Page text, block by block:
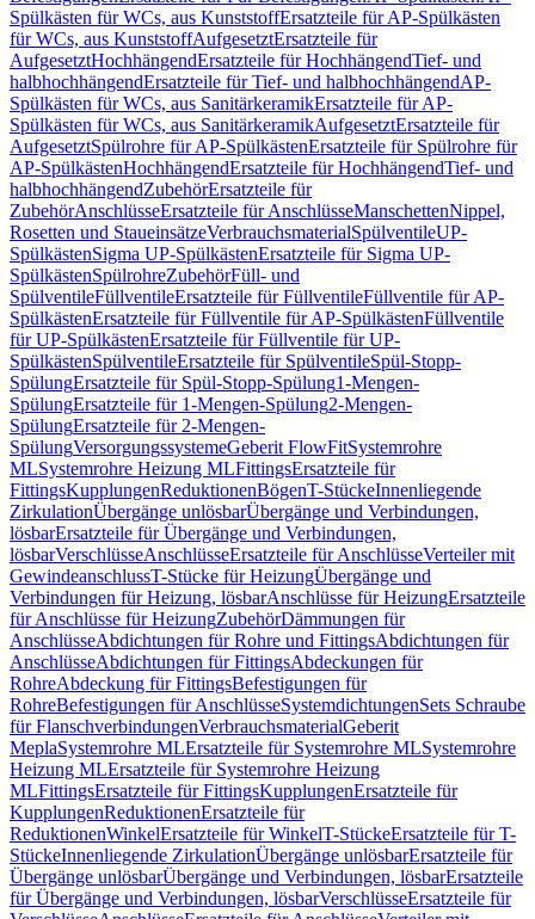
Spülkästen für WCs, aus KunststoffErsatzteile für AP-Spülkästen
für WCs, aus KunststoffAufgesetztErsatzteile für
AufgesetztHochhängendErsatzteile für HochhängendTief- und
halbhochhängendErsatzteile für Tief- und halbhochhängendAP-
Spülkästen für WCs, aus SanitärkeramikErsatzteile für AP-
Spülkästen für WCs, aus SanitärkeramikAufgesetztErsatzteile für
AufgesetztSpülrohre für AP-SpülkästenErsatzteile für Spülrohre für
AP-SpülkästenHochhängendErsatzteile für HochhängendTief- und
halbhochhängendZubehörErsatzteile für
ZubehörAnschlüsseErsatzteile für AnschlüsseManschettenNippel,
Rosetten und StaueinsätzeVerbrauchsmaterialSpülventileUP-
SpülkästenSigma UP-SpülkästenErsatzteile für Sigma UP-
SpülkästenSpülrohreZubehörFüll- und
SpülventileFüllventileErsatzteile für FüllventileFüllventile für AP-
SpülkästenErsatzteile für Füllventile für AP-SpülkästenFüllventile
für UP-SpülkästenErsatzteile für Füllventile für UP-
SpülkästenSpülventileErsatzteile für SpülventileSpül-Stopp-
SpülungErsatzteile für Spül-Stopp-Spülung1-Mengen-
SpülungErsatzteile für 1-Mengen-Spülung2-Mengen-
SpülungErsatzteile für 2-Mengen-
SpülungVersorgungssystemeGeberit FlowFitSystemrohre
MLSystemrohre Heizung MLFittingsErsatzteile für
FittingsKupplungenReduktionenBögenT-StückeInnenliegende
ZirkulationÜbergänge unlösbarÜbergänge und Verbindungen,
lösbarErsatzteile für Übergänge und Verbindungen,
lösbarVerschlüsseAnschlüsseErsatzteile für AnschlüsseVerteiler mit
GewindeanschlussT-Stücke für HeizungÜbergänge und
Verbindungen für Heizung, lösbarAnschlüsse für HeizungErsatzteile
für Anschlüsse für HeizungZubehörDämmungen für
AnschlüsseAbdichtungen für Rohre und FittingsAbdichtungen für
AnschlüsseAbdichtungen für FittingsAbdeckungen für
RohreAbdeckung für FittingsBefestigungen für
RohreBefestigungen für AnschlüsseSystemdichtungenSets Schraube
für FlanschverbindungenVerbrauchsmaterialGeberit
MeplaSystemrohre MLErsatzteile für Systemrohre MLSystemrohre
Heizung MLErsatzteile für Systemrohre Heizung
MLFittingsErsatzteile für FittingsKupplungenErsatzteile für
KupplungenReduktionenErsatzteile für
ReduktionenWinkelErsatzteile für WinkelT-StückeErsatzteile für T-
StückeInnenliegende ZirkulationÜbergänge unlösbarErsatzteile für
Übergänge unlösbarÜbergänge und Verbindungen, lösbarErsatzteile
für Übergänge und Verbindungen, lösbarVerschlüsseErsatzteile für